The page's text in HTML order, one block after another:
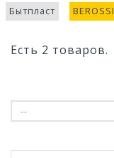
Бытпласт BEROSSI
Есть 2 товаров.
--